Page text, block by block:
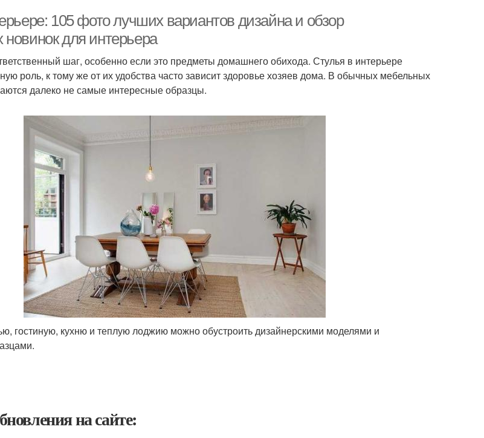
105 фото лучших вариантов дизайна и обзор
для интерьера
шаг, особенно если это предметы домашнего обихода. Стулья в интерьере
роль, к тому же от их удобства часто зависит здоровье хозяев дома. В обычных мебельных
далеко не самые интересные образцы.
гостиную, кухню и теплую лоджию можно обустроить дизайнерскими моделями и
на сайте: